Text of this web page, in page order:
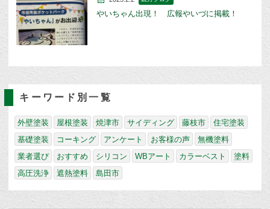
やいちゃん出現！ 広報やいづに掲載！
キーワード別一覧
外壁塗装 屋根塗装 焼津市 サイディング 藤枝市
住宅塗装
基礎塗装
コーキング アンケート お客様の声
無機塗料
業者選び
おすすめ シリコン WBアート カラーベスト
塗料
高圧洗浄
遮熱塗料 島田市